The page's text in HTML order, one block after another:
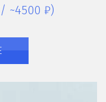
~4500 ₽)